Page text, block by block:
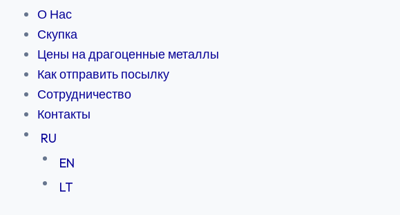
О Нас
Скупка
Цены на драгоценные металлы
Как отправить посылку
Сотрудничество
Контакты
RU
EN
LT